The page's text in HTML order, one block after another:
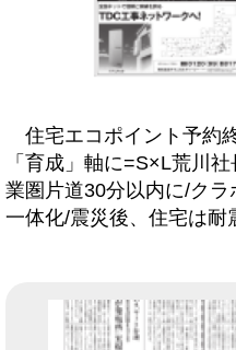
住宅エコポイント予約
「育成」軸に=S×L荒川
業圏片道30分以内に/ク
一体化/震災後、住宅は